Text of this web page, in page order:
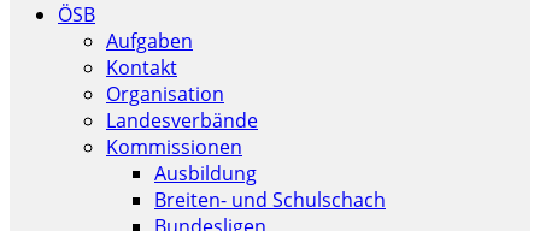
ÖSB
Aufgaben
Kontakt
Organisation
Landesverbände
Kommissionen
Ausbildung
Breiten- und Schulschach